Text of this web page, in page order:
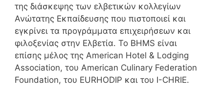
της διάσκεψης των ελβετικών κολλεγίων
Ανώτατης Εκπαίδευσης που πιστοποιεί και
εγκρίνει τα προγράμματα επιχειρήσεων και
φιλοξενίας στην Ελβετία. Το BHMS είναι
επίσης μέλος της American Hotel & Lodging
Association, του American Culinary Federation
Foundation, του EURHODIP και του I-CHRIE.